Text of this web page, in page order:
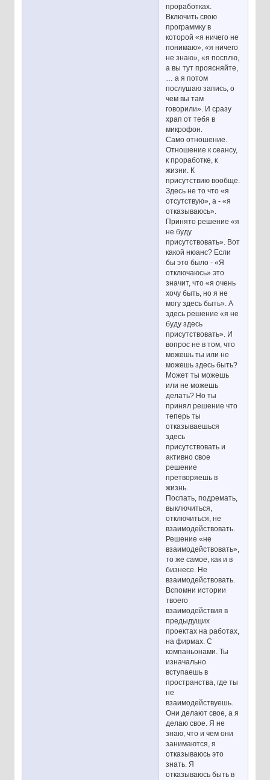
проработках.
Включить свою
программку в
которой «я ничего не
понимаю», «я ничего
не знаю», «я посплю,
а вы тут проясняйте,
… а я потом
послушаю запись, о
чем вы там
говорили». И сразу
храп от тебя в
микрофон.
Само отношение.
Отношение к сеансу,
к проработке, к
жизни. К
присутствию вообще.
Здесь не то что «я
отсутствую», а - «я
отказываюсь».
Принято решение «я
не буду
присутствовать». Вот
какой нюанс? Если
бы это было - «Я
отключаюсь» это
значит, что «я очень
хочу быть, но я не
могу здесь быть». А
здесь решение «я не
буду здесь
присутствовать». И
вопрос не в том, что
можешь ты или не
можешь здесь быть?
Может ты можешь
или не можешь
делать? Но ты
принял решение что
теперь ты
отказываешься
здесь
присутствовать и
активно свое
решение
претворяешь в
жизнь.
Поспать, подремать,
выключиться,
отключиться, не
взаимодействовать.
Решение «не
взаимодействовать»,
то же самое, как и в
бизнесе. Не
взаимодействовать.
Вспомни истории
твоего
взаимодействия в
предыдущих
проектах на работах,
на фирмах. С
компаньонами. Ты
изначально
вступаешь в
пространства, где ты
не
взаимодействуешь.
Они делают свое, а я
делаю свое. Я не
знаю, что и чем они
занимаются, я
отказываюсь это
знать. Я
отказываюсь быть в